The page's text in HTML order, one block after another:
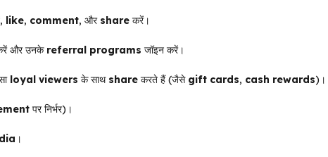
like, comment, और share करें।
और उनके referral programs जॉइन करें।
loyal viewers के साथ share करते हैं (जैसे gift cards, cash rewards)।
पर निर्भर)।
।